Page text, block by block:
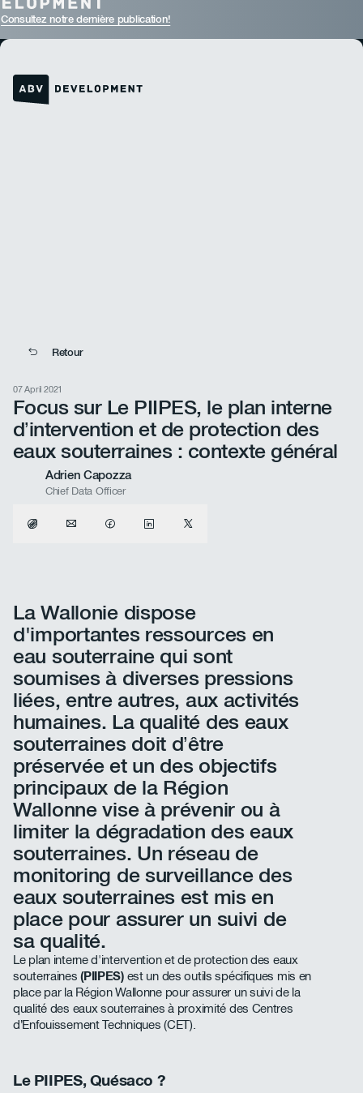
Consultez notre dernière publication!
Retour
07 April 2021
Focus sur Le PIIPES, le plan interne
d’intervention et de protection des
eaux souterraines : contexte général
Adrien Capozza
Chief Data Officer
La Wallonie dispose
d'importantes ressources en
eau souterraine qui sont
soumises à diverses pressions
liées, entre autres, aux activités
humaines. La qualité des eaux
souterraines doit d’être
préservée et un des objectifs
principaux de la Région
Wallonne vise à prévenir ou à
limiter la dégradation des eaux
souterraines. Un réseau de
monitoring de surveillance des
eaux souterraines est mis en
place pour assurer un suivi de
sa qualité.
Le plan interne d'intervention et de protection des eaux
souterraines(PIIPES) est un des outils spécifiques mis en
place par la Région Wallonne pour assurer un suivi de la
qualité des eaux souterraines à proximité des Centres
d’Enfouissement Techniques (CET).
Le PIIPES, Quésaco ?